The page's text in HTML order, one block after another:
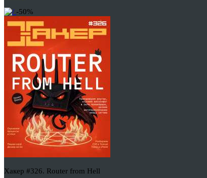
-50%
Хакер #326. Router from Hell